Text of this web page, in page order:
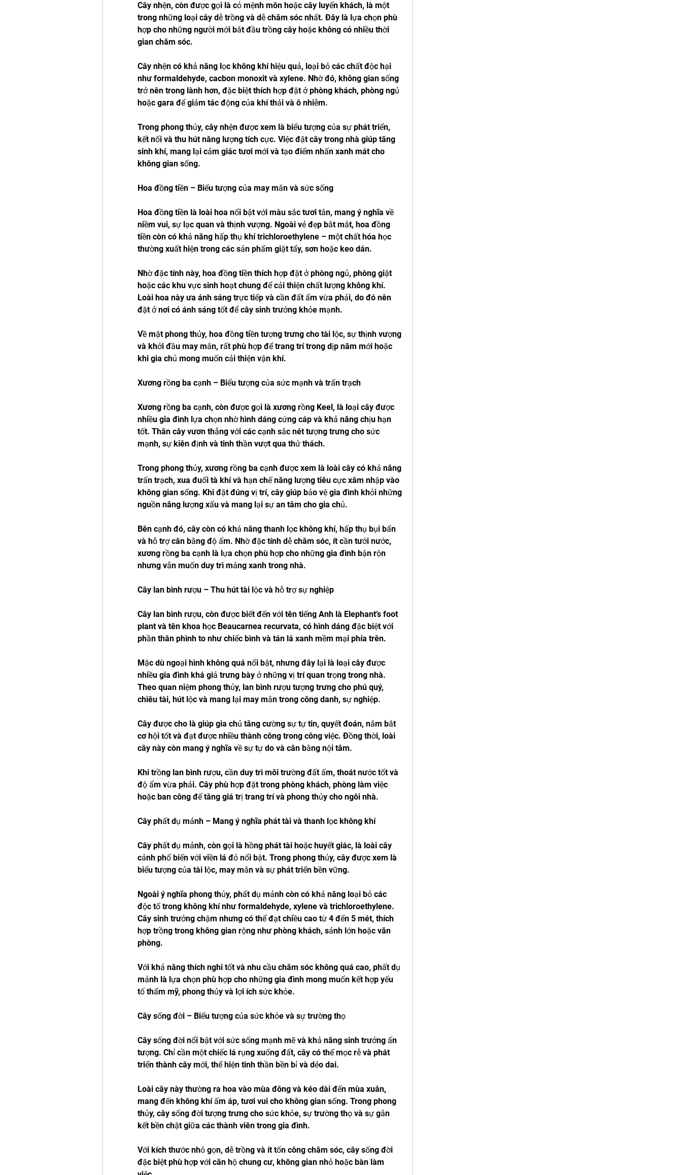
Cây nhện, còn được gọi là cỏ mệnh môn hoặc cây luyến khách, là một
trong những loại cây dễ trồng và dễ chăm sóc nhất. Đây là lựa chọn phù
hợp cho những người mới bắt đầu trồng cây hoặc không có nhiều thời
gian chăm sóc.
Cây nhện có khả năng lọc không khí hiệu quả, loại bỏ các chất độc hại
như formaldehyde, cacbon monoxit và xylene. Nhờ đó, không gian sống
trở nên trong lành hơn, đặc biệt thích hợp đặt ở phòng khách, phòng ngủ
hoặc gara để giảm tác động của khí thải và ô nhiễm.
Trong phong thủy, cây nhện được xem là biểu tượng của sự phát triển,
kết nối và thu hút năng lượng tích cực. Việc đặt cây trong nhà giúp tăng
sinh khí, mang lại cảm giác tươi mới và tạo điểm nhấn xanh mát cho
không gian sống.
Hoa đồng tiền – Biểu tượng của may mắn và sức sống
Hoa đồng tiền là loài hoa nổi bật với màu sắc tươi tắn, mang ý nghĩa về
niềm vui, sự lạc quan và thịnh vượng. Ngoài vẻ đẹp bắt mắt, hoa đồng
tiền còn có khả năng hấp thụ khí trichloroethylene – một chất hóa học
thường xuất hiện trong các sản phẩm giặt tẩy, sơn hoặc keo dán.
Nhờ đặc tính này, hoa đồng tiền thích hợp đặt ở phòng ngủ, phòng giặt
hoặc các khu vực sinh hoạt chung để cải thiện chất lượng không khí.
Loài hoa này ưa ánh sáng trực tiếp và cần đất ẩm vừa phải, do đó nên
đặt ở nơi có ánh sáng tốt để cây sinh trưởng khỏe mạnh.
Về mặt phong thủy, hoa đồng tiền tượng trưng cho tài lộc, sự thịnh vượng
và khởi đầu may mắn, rất phù hợp để trang trí trong dịp năm mới hoặc
khi gia chủ mong muốn cải thiện vận khí.
Xương rồng ba cạnh – Biểu tượng của sức mạnh và trấn trạch
Xương rồng ba cạnh, còn được gọi là xương rồng Keel, là loại cây được
nhiều gia đình lựa chọn nhờ hình dáng cứng cáp và khả năng chịu hạn
tốt. Thân cây vươn thẳng với các cạnh sắc nét tượng trưng cho sức
mạnh, sự kiên định và tinh thần vượt qua thử thách.
Trong phong thủy, xương rồng ba cạnh được xem là loài cây có khả năng
trấn trạch, xua đuổi tà khí và hạn chế năng lượng tiêu cực xâm nhập vào
không gian sống. Khi đặt đúng vị trí, cây giúp bảo vệ gia đình khỏi những
nguồn năng lượng xấu và mang lại sự an tâm cho gia chủ.
Bên cạnh đó, cây còn có khả năng thanh lọc không khí, hấp thụ bụi bẩn
và hỗ trợ cân bằng độ ẩm. Nhờ đặc tính dễ chăm sóc, ít cần tưới nước,
xương rồng ba cạnh là lựa chọn phù hợp cho những gia đình bận rộn
nhưng vẫn muốn duy trì mảng xanh trong nhà.
Cây lan bình rượu – Thu hút tài lộc và hỗ trợ sự nghiệp
Cây lan bình rượu, còn được biết đến với tên tiếng Anh là Elephant’s foot
plant và tên khoa học Beaucarnea recurvata, có hình dáng đặc biệt với
phần thân phình to như chiếc bình và tán lá xanh mềm mại phía trên.
Mặc dù ngoại hình không quá nổi bật, nhưng đây lại là loại cây được
nhiều gia đình khá giả trưng bày ở những vị trí quan trọng trong nhà.
Theo quan niệm phong thủy, lan bình rượu tượng trưng cho phú quý,
chiêu tài, hút lộc và mang lại may mắn trong công danh, sự nghiệp.
Cây được cho là giúp gia chủ tăng cường sự tự tin, quyết đoán, nắm bắt
cơ hội tốt và đạt được nhiều thành công trong công việc. Đồng thời, loài
cây này còn mang ý nghĩa về sự tự do và cân bằng nội tâm.
Khi trồng lan bình rượu, cần duy trì môi trường đất ấm, thoát nước tốt và
độ ẩm vừa phải. Cây phù hợp đặt trong phòng khách, phòng làm việc
hoặc ban công để tăng giá trị trang trí và phong thủy cho ngôi nhà.
Cây phất dụ mảnh – Mang ý nghĩa phát tài và thanh lọc không khí
Cây phất dụ mảnh, còn gọi là hồng phát tài hoặc huyết giác, là loài cây
cảnh phổ biến với viền lá đỏ nổi bật. Trong phong thủy, cây được xem là
biểu tượng của tài lộc, may mắn và sự phát triển bền vững.
Ngoài ý nghĩa phong thủy, phất dụ mảnh còn có khả năng loại bỏ các
độc tố trong không khí như formaldehyde, xylene và trichloroethylene.
Cây sinh trưởng chậm nhưng có thể đạt chiều cao từ 4 đến 5 mét, thích
hợp trồng trong không gian rộng như phòng khách, sảnh lớn hoặc văn
phòng.
Với khả năng thích nghi tốt và nhu cầu chăm sóc không quá cao, phất dụ
mảnh là lựa chọn phù hợp cho những gia đình mong muốn kết hợp yếu
tố thẩm mỹ, phong thủy và lợi ích sức khỏe.
Cây sống đời – Biểu tượng của sức khỏe và sự trường thọ
Cây sống đời nổi bật với sức sống mạnh mẽ và khả năng sinh trưởng ấn
tượng. Chỉ cần một chiếc lá rụng xuống đất, cây có thể mọc rễ và phát
triển thành cây mới, thể hiện tinh thần bền bỉ và dẻo dai.
Loài cây này thường ra hoa vào mùa đông và kéo dài đến mùa xuân,
mang đến không khí ấm áp, tươi vui cho không gian sống. Trong phong
thủy, cây sống đời tượng trưng cho sức khỏe, sự trường thọ và sự gắn
kết bền chặt giữa các thành viên trong gia đình.
Với kích thước nhỏ gọn, dễ trồng và ít tốn công chăm sóc, cây sống đời
đặc biệt phù hợp với căn hộ chung cư, không gian nhỏ hoặc bàn làm